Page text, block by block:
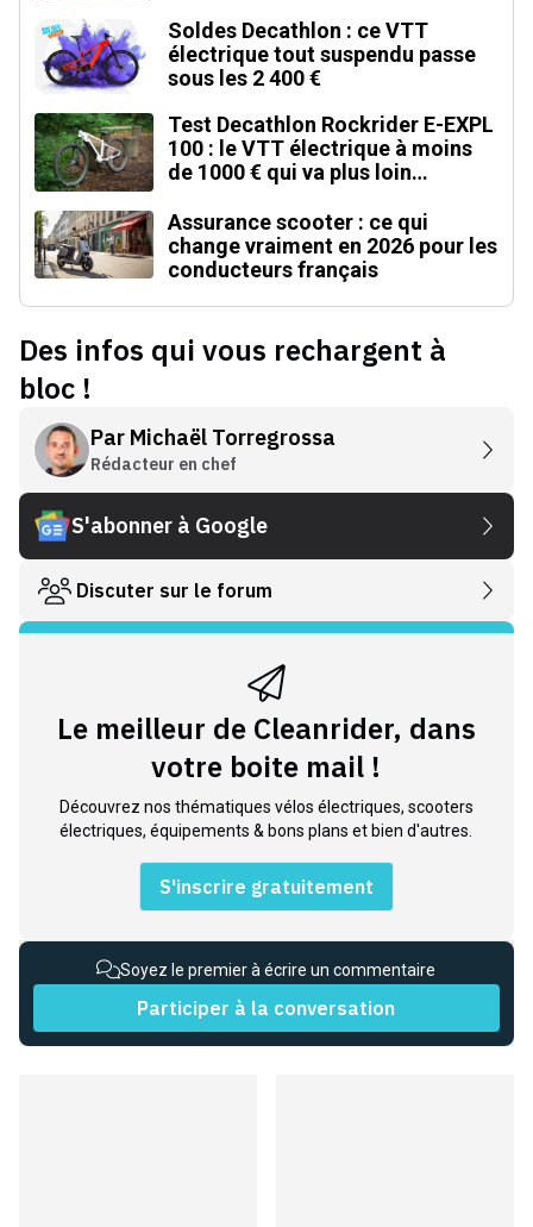
Soldes Decathlon : ce VTT
électrique tout suspendu passe
sous les 2 400 €
Test Decathlon Rockrider E-EXPL
100 : le VTT électrique à moins
de 1000 € qui va plus loin
Assurance scooter : ce qui
change vraiment en 2026 pour les
conducteurs français
Des infos qui vous rechargent à
bloc !
Par Michaël Torregrossa
Rédacteur en chef
S'abonner à Google
Discuter sur le forum
Le meilleur de Cleanrider, dans
votre boite mail !
Découvrez nos thématiques vélos électriques, scooters
électriques, équipements & bons plans et bien d'autres.
S'inscrire gratuitement
Soyez le premier à écrire un commentaire
Participer à la conversation